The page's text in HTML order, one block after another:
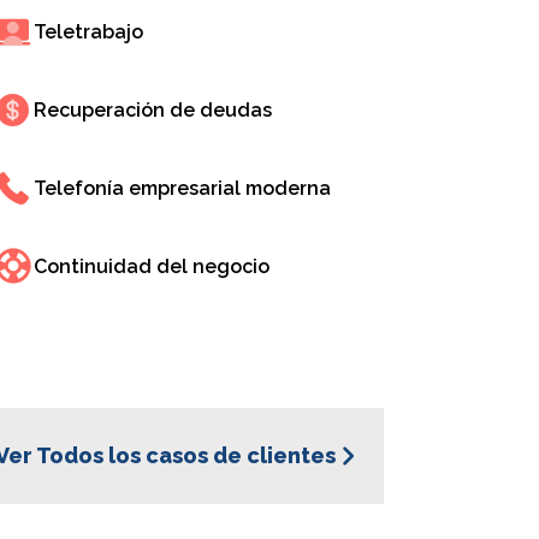
Teletrabajo
Recuperación de deudas
Telefonía empresarial moderna
Continuidad del negocio
Todos los casos de clientes
estas